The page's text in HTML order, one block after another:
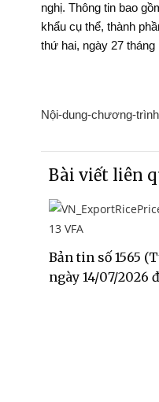
nghị. Thông tin bao
khẩu cụ thể, thành
thứ hai, ngày 27
Thương vụ
Nội-dung-chương-
Bài viết liên
Bản tin số 1565
ngày 14/07/2026